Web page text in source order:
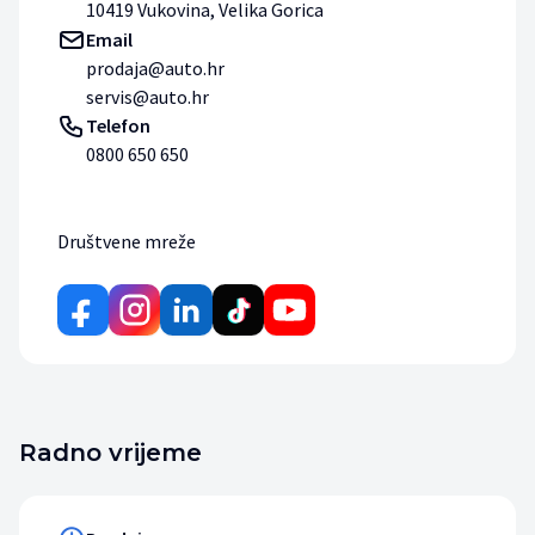
10419 Vukovina, Velika Gorica
Email
prodaja@auto.hr
servis@auto.hr
Telefon
0800 650 650
Društvene mreže
Radno vrijeme